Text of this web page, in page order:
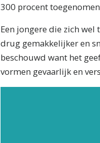
300 procent
Een jongere die zich wel
drug gemakkelijker en
beschouwd want het
vormen gevaarlijk en